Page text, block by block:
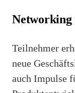
Networking
Teilnehmer
neue
auch Impulse